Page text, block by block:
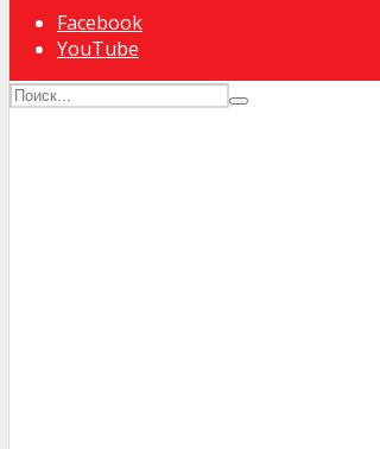
Facebook
YouTube